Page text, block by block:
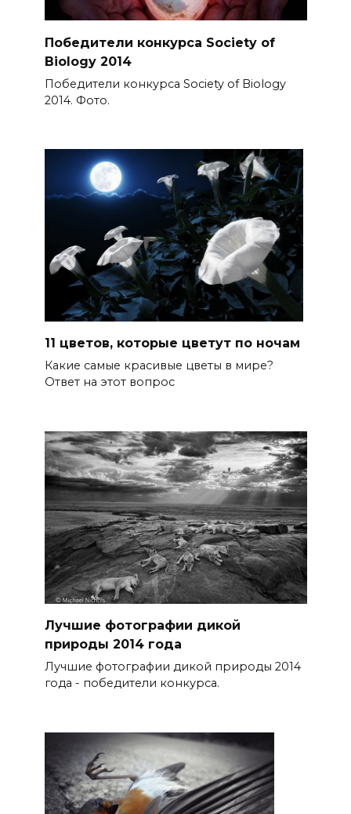
Победители конкурса Society of
Biology 2014
Победители конкурса Society of Biology
2014. Фото.
11 цветов, которые цветут по ночам
Какие самые красивые цветы в мире?
Ответ на этот вопрос
Лучшие фотографии дикой
природы 2014 года
Лучшие фотографии дикой природы 2014
года - победители конкурса.